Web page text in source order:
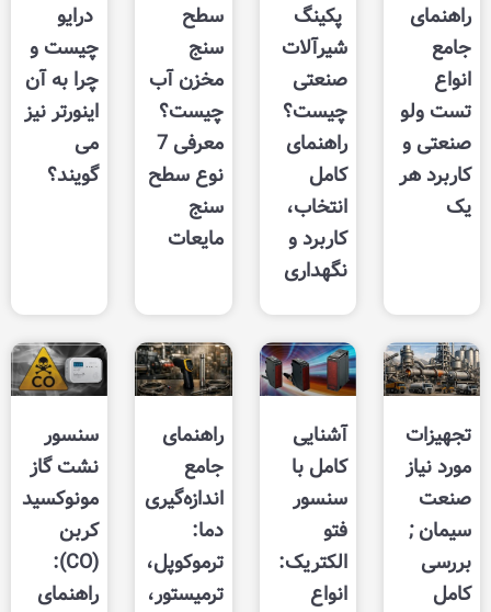
پکینگ
شیرآلات
صنعتی
چیست؟
راهنمای
کامل
انتخاب،
سطح
سنج
مخزن آب
چیست؟
معرفی 7
نوع سطح
سنج
مایعات
درایو
چیست و
چرا به آن
اینورتر نیز
می
گویند؟
آشنایی
کامل با
سنسور
فتو
الکتریک:
انواع
راهنمای
جامع
اندازه‌گیری
دما:
ترموکوپل،
ترمیستور،
سنسور
نشت گاز
مونوکسید
کربن
(CO):
راهنمای